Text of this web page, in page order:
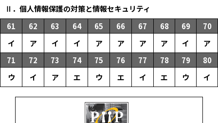
Ⅱ．個人情報保護の対策と情報セキュリティ
61
62 63 64 65 66 67 68 69
70
イ
ア イ イ ア ア ア ア イ
ア
71
72 73 74 75 76 77 78 79
80
ウ
イ ア エ ウ エ イ エ ウ イ